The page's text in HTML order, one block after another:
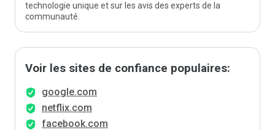
technologie unique et sur les avis des experts de la
communauté.
Voir les sites de confiance populaires:
google.com
netflix.com
facebook.com